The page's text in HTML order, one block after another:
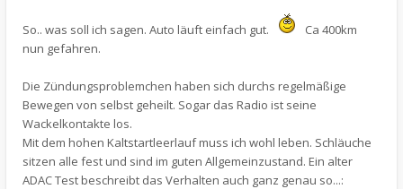
So.. was soll ich sagen. Auto läuft einfach gut.
Ca 400km
nun gefahren.
Die Zündungsproblemchen haben sich durchs regelmäßige
Bewegen von selbst geheilt. Sogar das Radio ist seine
Wackelkontakte los.
Mit dem hohen Kaltstartleerlauf muss ich wohl leben. Schläuche
sitzen alle fest und sind im guten Allgemeinzustand. Ein alter
ADAC Test beschreibt das Verhalten auch ganz genau so...: